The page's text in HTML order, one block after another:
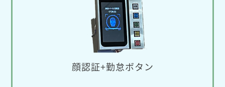
顔認証+勤怠ボタン